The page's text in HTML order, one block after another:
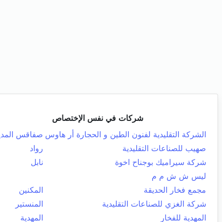
شركات في نفس الإختصاص
الشركة التقليدية لفنون الطين و الحجارة أر هاوس صفاقس
صهيب للصناعات التقليدية
رواد
شركة سيراميك بوجناح اخوة
نابل
ليس ش ش م م
مجمع فخار الحديقة
المكنين
شركة الغزي للصناعات التقليدية
المنستير
المهدية للفخار
المهدية